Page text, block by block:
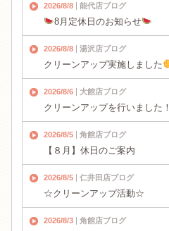
2026/8/8 能代店ブログ
8月定休日のお知らせ
2026/8/8 湯沢店ブログ
クリーンアップ実施しました
2026/8/6 大館店ブログ
クリーンアップを行いました！
2026/8/5 角館店ブログ
【８月】休日のご案内
2026/8/5 仁井田店ブログ
☆クリーンアップ活動☆
2026/8/3 角館店ブログ